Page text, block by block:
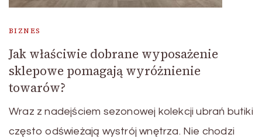
BIZNES
Jak właściwie dobrane wyposażenie
sklepowe pomagają wyróżnienie
towarów?
Wraz z nadejściem sezonowej kolekcji ubrań butiki
często odświeżają wystrój wnętrza. Nie chodzi